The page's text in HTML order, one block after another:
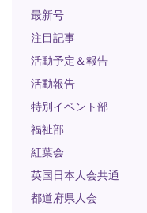
最新号
注目記事
活動予定＆報告
活動報告
特別イベント部
福祉部
紅葉会
英国日本人会共通
都道府県人会